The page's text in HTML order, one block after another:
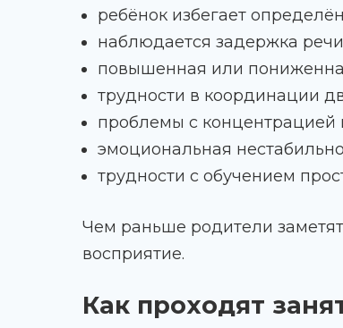
ребёнок избегает
наблюдается задержка
повышенная или
трудности в координации
проблемы с концентрацией
эмоциональная
трудности с обучением
Чем раньше родители
восприятие.
Как проходят